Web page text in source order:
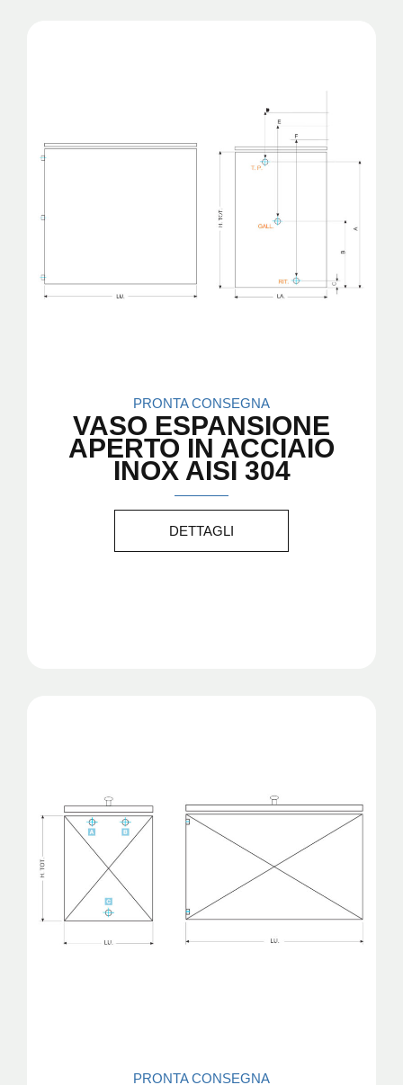
PRONTA CONSEGNA
VASO ESPANSIONE
APERTO IN ACCIAIO
INOX AISI 304
DETTAGLI
PRONTA CONSEGNA